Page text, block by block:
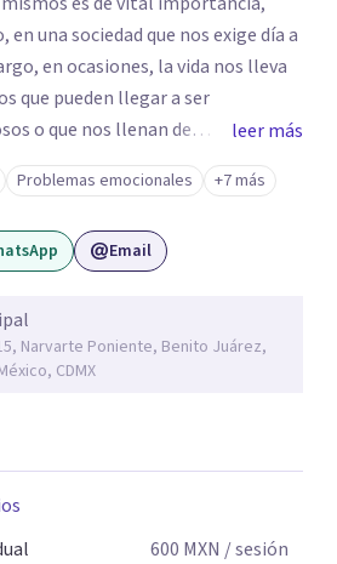
en una sociedad que nos exige día a
en ocasiones, la vida nos lleva
que pueden llegar a ser
o que nos llenan de
de tratar de resolverlos. Si
dificultan tu vida, te invito a
las situaciones que estás viviendo
confiable y
Psicoanalítica, Licenciada en
y Licenciada en Trabajo Social por
los siguientes diplomados:
de Lacan: del sujeto al parletrè y
al psicoanálisis con niños y
de varios cursos y talleres, entre
del Duelo Infantil, El objeto
Narcisismo, del mito a la
leer más
Problemas emocionales +7 más
Email
Narvarte Poniente, Benito Juárez,
CDMX
600 MXN / sesión